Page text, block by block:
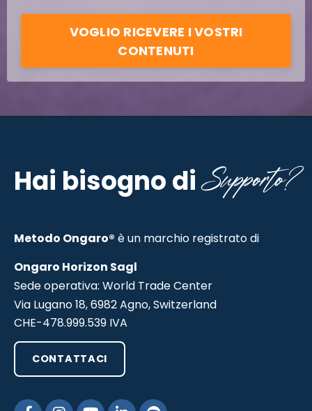
VOGLIO RICEVERE I VOSTRI
CONTENUTI
Hai bisogno diSupporto?
Metodo Ongaro® è un marchio registrato di
Ongaro Horizon Sagl
Sede operativa: World Trade Center
Via Lugano 18, 6982 Agno, Switzerland
CHE-478.999.539 IVA
CONTATTACI